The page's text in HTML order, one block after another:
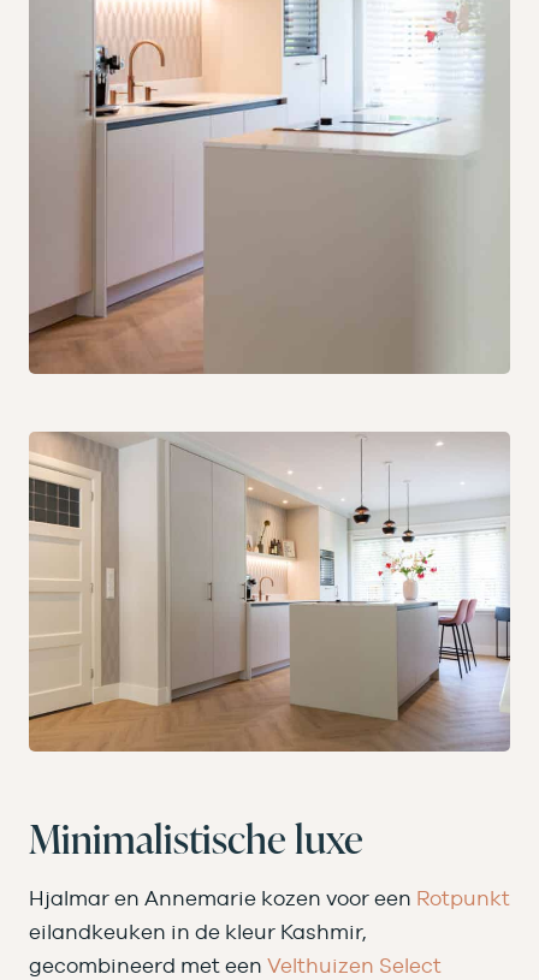
Minimalistische luxe
Hjalmar en Annemarie kozen voor een Rotpunkt
eilandkeuken in de kleur Kashmir,
gecombineerd met een Velthuizen Select